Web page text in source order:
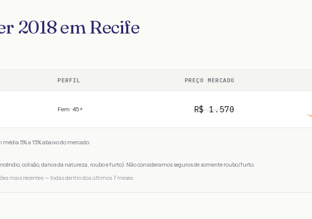
2018 em Recife
PERFIL PREÇO MERCADO
Fem · 45+ R$1.570
5% a 15% abaixo do mercado.
colisão, danos da natureza, roubo e furto). Não consideramos seguros de somente roubo/furto.
mais recentes — todas dentro dos últimos 7 meses.